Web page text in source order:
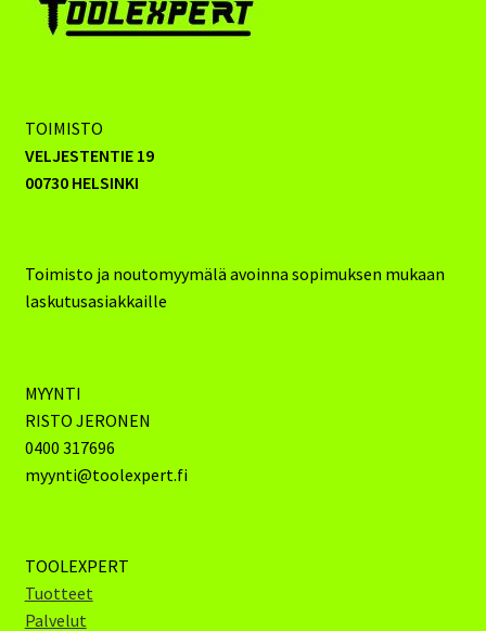
TOIMISTO
VELJESTENTIE 19
00730 HELSINKI
Toimisto ja noutomyymälä avoinna sopimuksen mukaan
laskutusasiakkaille
MYYNTI
RISTO JERONEN
0400 317696
myynti@toolexpert.fi
TOOLEXPERT
Tuotteet
Palvelut